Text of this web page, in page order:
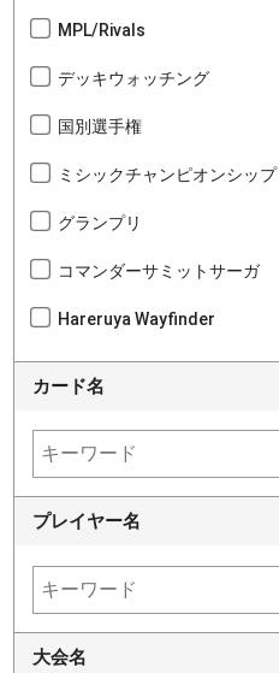
MPL/Rivals
デッキウォッチング
国別選手権
ミシックチャンピオンシップ
グランプリ
コマンダーサミットサーガ
Hareruya Wayfinder
カード名
プレイヤー名
大会名